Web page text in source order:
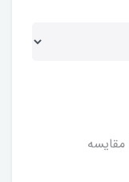
مقایسه